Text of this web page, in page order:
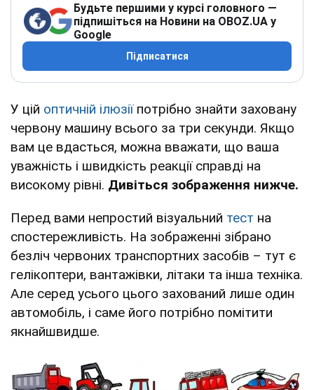
Будьте першими у курсі головного —
підпишіться на Новини на OBOZ.UA у
Google
Підписатися
У цій оптичній ілюзіїпотрібно знайти заховану
червону машину всього за три секунди. Якщо
вам це вдасться, можна вважати, що ваша
уважність і швидкість реакції справді на
високому рівні. Дивіться зображення нижче.
Перед вами непростий візуальний тест на
спостережливість. На зображенні зібрано
безліч червоних транспортних засобів – тут є
гелікоптери, вантажівки, літаки та інша техніка.
Але серед усього цього захований лише один
автомобіль, і саме його потрібно помітити
якнайшвидше.